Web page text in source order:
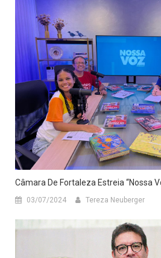
Câmara De Fortaleza Estreia “Nossa
03/07/2024 Tereza Neuberger